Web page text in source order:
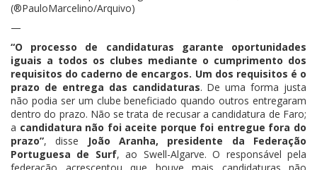
(®PauloMarcelino/Arquivo)
—
“O processo de candidaturas garante oportunidades
iguais a todos os clubes mediante o cumprimento dos
requisitos do caderno de encargos. Um dos requisitos é o
prazo de entrega das candidaturas. De uma forma justa
não podia ser um clube beneficiado quando outros entregaram
dentro do prazo. Não se trata de recusar a candidatura de Faro;
a candidatura não foi aceite porque foi entregue fora do
prazo”, disse
João Aranha, presidente da Federação
Portuguesa de Surf, ao Swell-Algarve. O responsável pela